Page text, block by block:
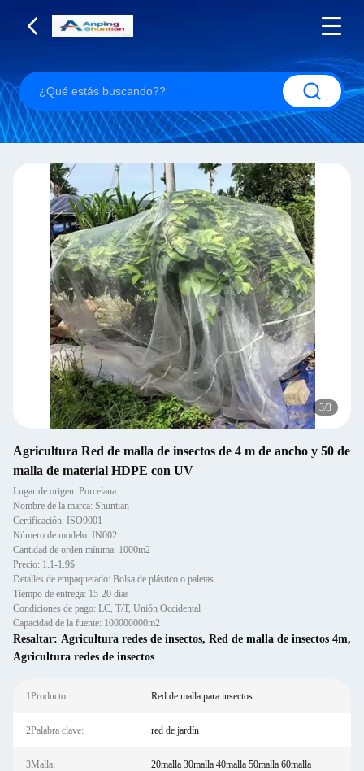
3/3
Agricultura Red de malla de insectos de 4 m de ancho y 50 de
malla de material HDPE con UV
Lugar de origen: Porcelana
Nombre de la marca: Shuntian
Certificación: ISO9001
Número de modelo: IN002
Cantidad de orden mínima: 1000m2
Precio: 1.1-1.9$
Detalles de empaquetado: Bolsa de plástico o paletas
Tiempo de entrega: 15-20 días
Condiciones de pago: LC, T/T, Unión Occidental
Capacidad de la fuente: 100000000m2
Resaltar: Agricultura redes de insectos, Red de malla de insectos 4m,
Agricultura redes de insectos
1Producto: Red de malla para insectos
2Palabra clave: red de jardín
3Malla: 20malla 30malla 40malla 50malla 60malla